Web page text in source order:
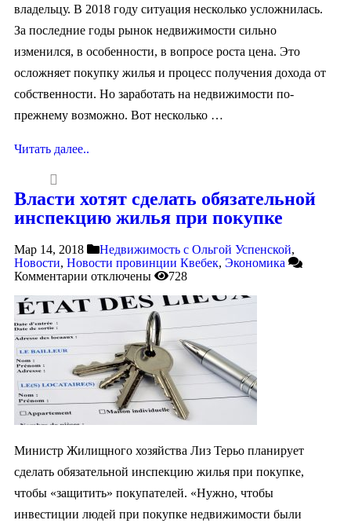
владельцу. В 2018 году ситуация несколько усложнилась.
За последние годы рынок недвижимости сильно
изменился, в особенности, в вопросе роста цена. Это
oсложняет покупку жилья и процесс получения дохода от
собственности. Но заработать на недвижимости по-
прежнему возможно. Вот несколько …
Читать далее..
Власти хотят сделать обязательной
инспекцию жилья при покупке
Мар 14, 2018 Недвижимость с Ольгой Успенской,
Новости, Новости провинции Квебек, Экономика
Комментарии отключены 728
Министр Жилищного хозяйства Лиз Терьо планирует
сделать обязательной инспекцию жилья при покупке,
чтобы «защитить» покупателей. «Нужно, чтобы
инвестиции людей при покупке недвижимости были